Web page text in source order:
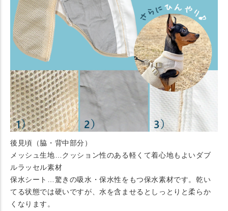
後見頃（脇・背中部分）
メッシュ生地…クッション性のある軽くて着心地もよいダブ
ルラッセル素材
保水シート…驚きの吸水・保水性をもつ保水素材です。乾い
てる状態では硬いですが、水を含ませるとしっとりと柔らか
くなります。